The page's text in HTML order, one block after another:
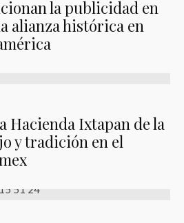
la publicidad en
alianza histórica en
Hacienda Ixtapan de la
y tradición en el